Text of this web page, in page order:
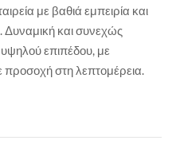
με βαθιά εμπειρία και
Δυναμική και συνεχώς
επιπέδου, με
προσοχή στη λεπτομέρεια.